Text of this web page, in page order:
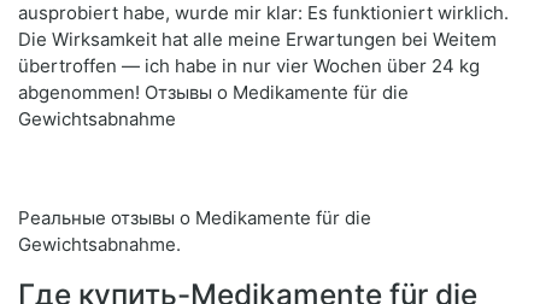
ausprobiert habe, wurde mir klar: Es funktioniert wirklich.
Die Wirksamkeit hat alle meine Erwartungen bei Weitem
übertroffen — ich habe in nur vier Wochen über 24 kg
abgenommen! Отзывы о Medikamente für die
Gewichtsabnahme
Реальные отзывы о Medikamente für die
Gewichtsabnahme.
Где купить-Medikamente für die